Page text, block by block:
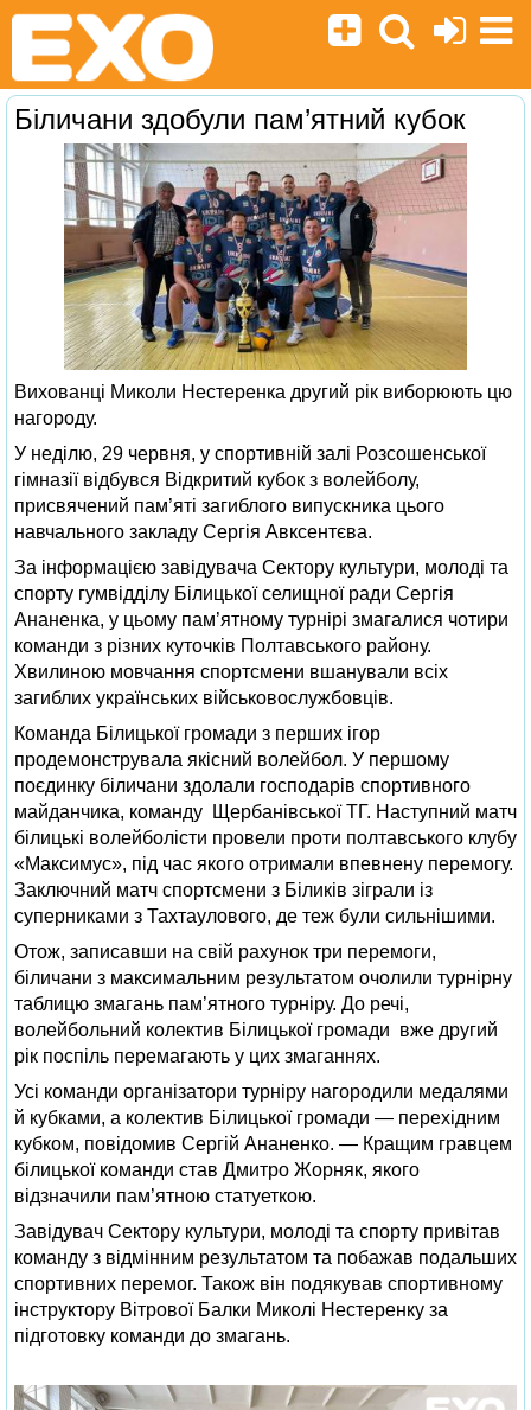
Біличани здобули пам’ятний кубок
Вихованці Миколи Нестеренка другий рік виборюють цю
нагороду.
У неділю, 29 червня, у спортивній залі Розсошенської
гімназії відбувся Відкритий кубок з волейболу,
присвячений пам’яті загиблого випускника цього
навчального закладу Сергія Авксентєва.
За інформацією завідувача Сектору культури, молоді та
спорту гумвідділу Білицької селищної ради Сергія
Ананенка, у цьому пам’ятному турнірі змагалися чотири
команди з різних куточків Полтавського району.
Хвилиною мовчання спортсмени вшанували всіх
загиблих українських військовослужбовців.
Команда Білицької громади з перших ігор
продемонструвала якісний волейбол. У першому
поєдинку біличани здолали господарів спортивного
майданчика, команду Щербанівської ТГ. Наступний матч
білицькі волейболісти провели проти полтавського клубу
«Максимус», під час якого отримали впевнену перемогу.
Заключний матч спортсмени з Біликів зіграли із
суперниками з Тахтаулового, де теж були сильнішими.
Отож, записавши на свій рахунок три перемоги,
біличани з максимальним результатом очолили турнірну
таблицю змагань пам’ятного турніру. До речі,
волейбольний колектив Білицької громади вже другий
рік поспіль перемагають у цих змаганнях.
Усі команди організатори турніру нагородили медалями
й кубками, а колектив Білицької громади — перехідним
кубком, повідомив Сергій Ананенко. — Кращим гравцем
білицької команди став Дмитро Жорняк, якого
відзначили пам’ятною статуеткою.
Завідувач Сектору культури, молоді та спорту привітав
команду з відмінним результатом та побажав подальших
спортивних перемог. Також він подякував спортивному
інструктору Вітрової Балки Миколі Нестеренку за
підготовку команди до змагань.